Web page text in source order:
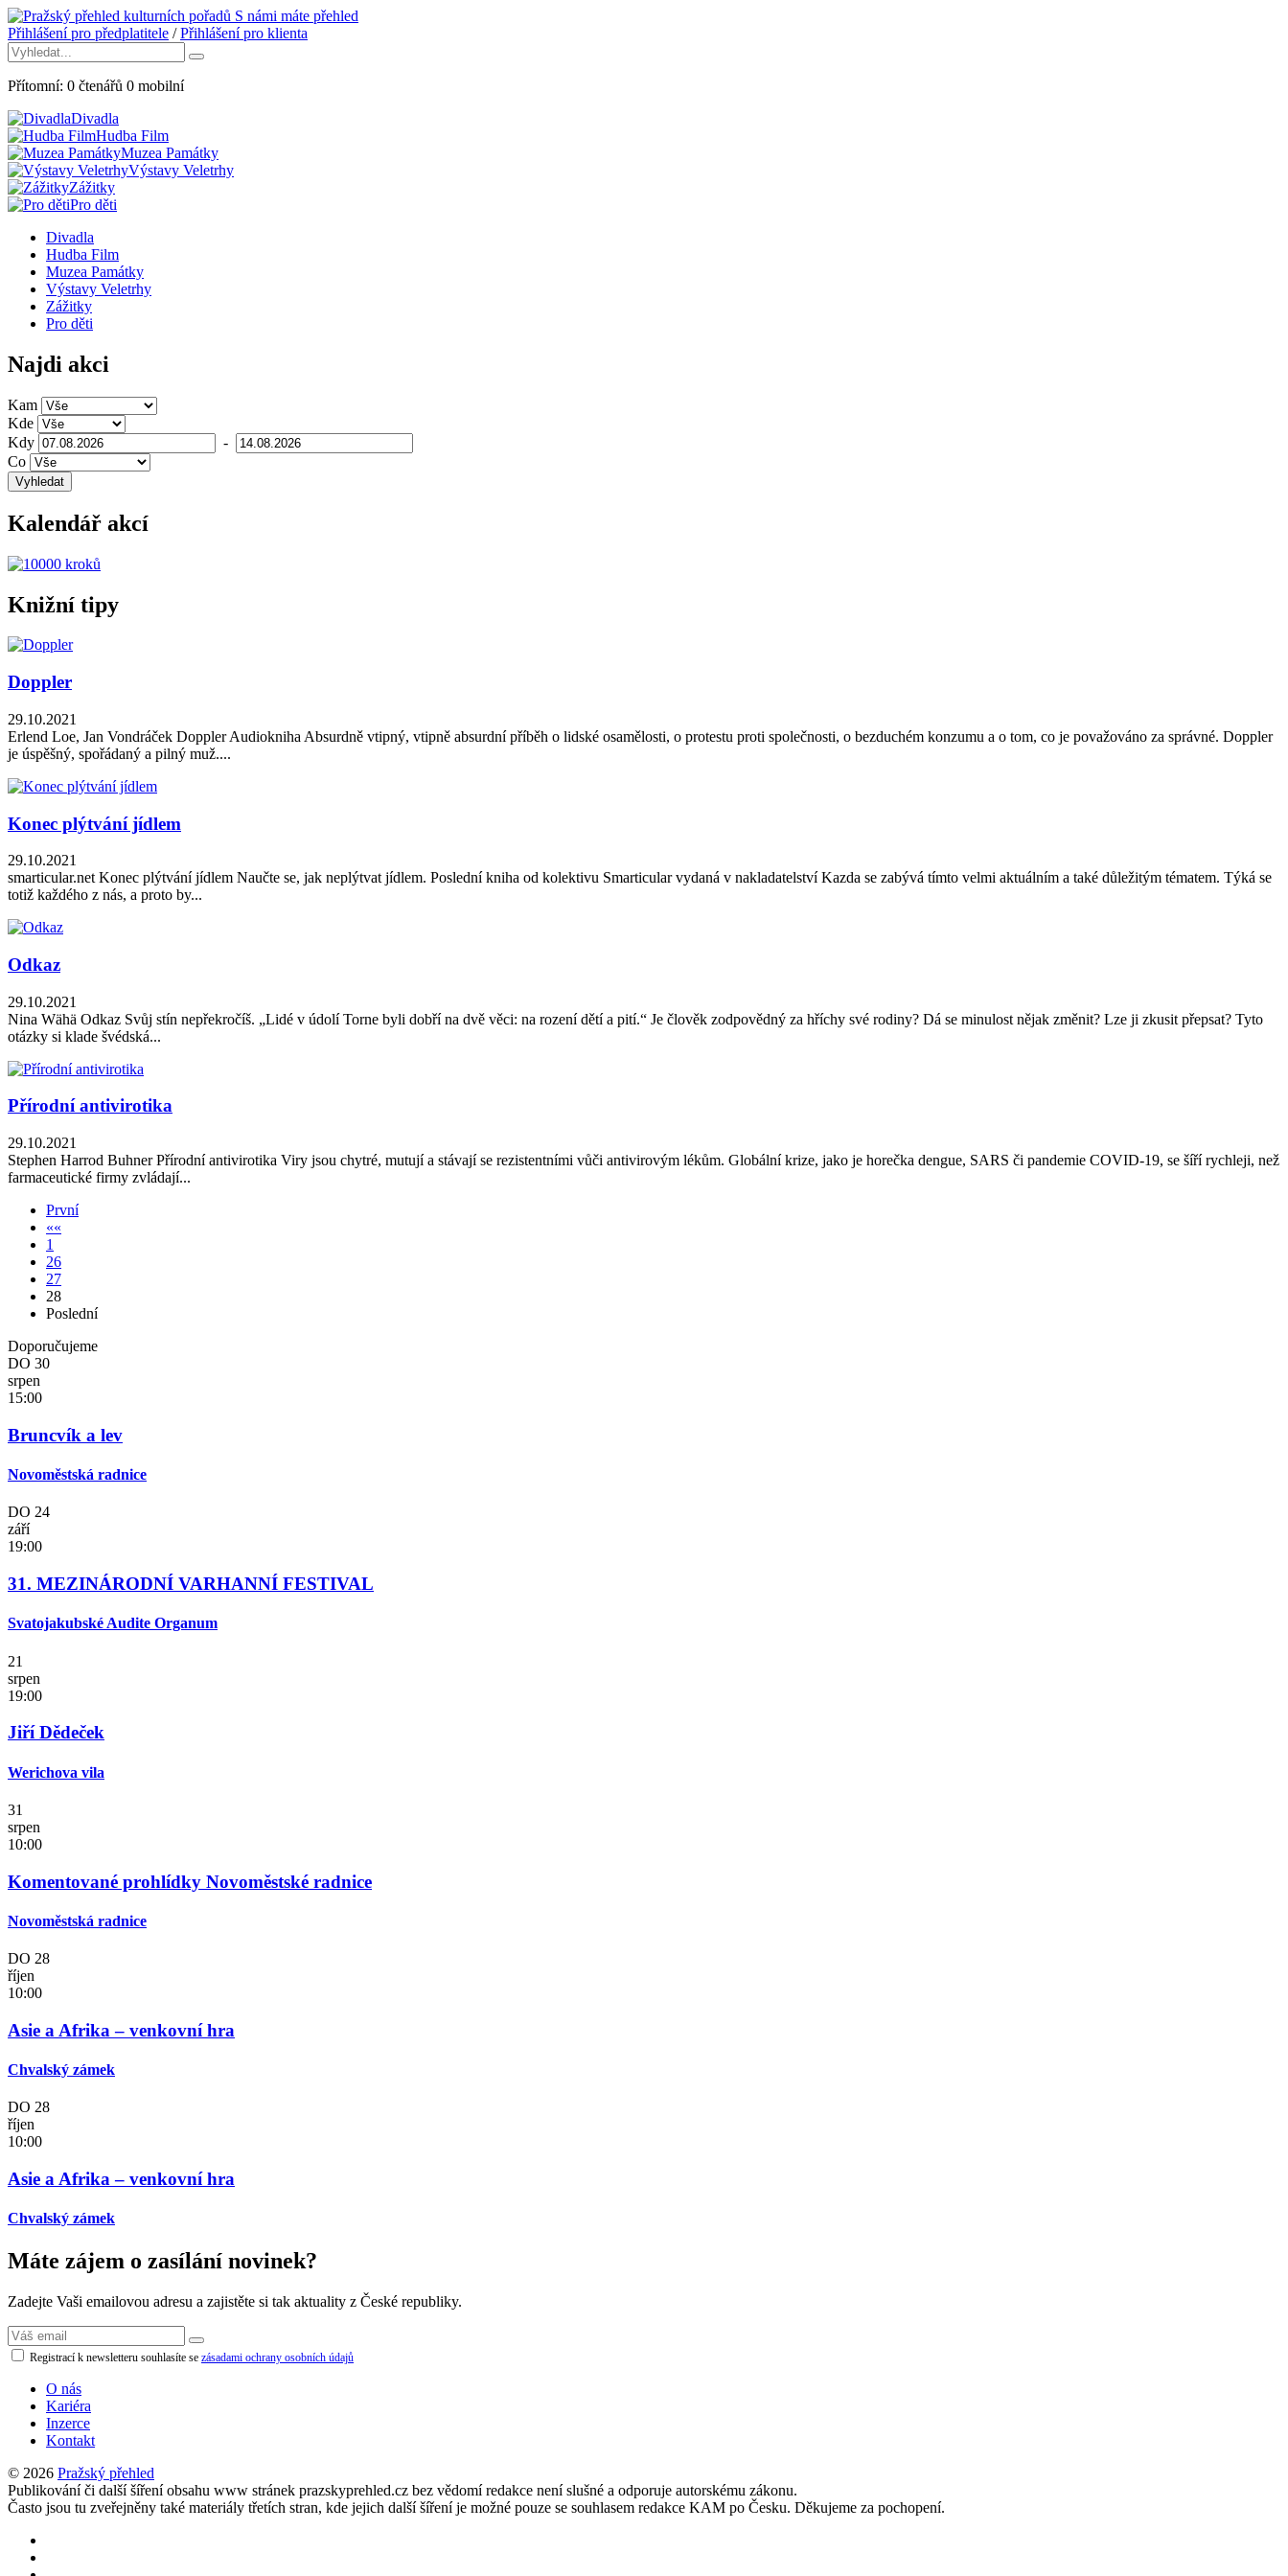
S námi máte přehled
Přihlášení pro předplatitele /Přihlášení pro klienta
Přítomní: 0 čtenářů 0 mobilní
Divadla
Hudba Film
Muzea Památky
Výstavy Veletrhy
Zážitky
Pro děti
Divadla
Hudba Film
Muzea Památky
Výstavy Veletrhy
Zážitky
Pro děti
Najdi akci
Kam
Kde
Kdy
-
Co
Vyhledat
Kalendář akcí
Knižní tipy
Doppler
29.10.2021
Erlend Loe, Jan Vondráček Doppler Audiokniha Absurdně vtipný, vtipně absurdní příběh o lidské osamělosti, o protestu proti společnosti, o bezduchém konzumu a o tom, co je považováno za správné. Doppler
je úspěšný, spořádaný a pilný muž....
Konec plýtvání jídlem
29.10.2021
smarticular.net Konec plýtvání jídlem Naučte se, jak neplýtvat jídlem. Poslední kniha od kolektivu Smarticular vydaná v nakladatelství Kazda se zabývá tímto velmi aktuálním a také důležitým tématem. Týká se
totiž každého z nás, a proto by...
Odkaz
29.10.2021
Nina Wähä Odkaz Svůj stín nepřekročíš. „Lidé v údolí Torne byli dobří na dvě věci: na rození dětí a pití.“ Je člověk zodpovědný za hříchy své rodiny? Dá se minulost nějak změnit? Lze ji zkusit přepsat? Tyto
otázky si klade švédská...
Přírodní antivirotika
29.10.2021
Stephen Harrod Buhner Přírodní antivirotika Viry jsou chytré, mutují a stávají se rezistentními vůči antivirovým lékům. Globální krize, jako je horečka dengue, SARS či pandemie COVID-19, se šíří rychleji, než
farmaceutické firmy zvládají...
První
««
1
26
27
28
Poslední
Doporučujeme
DO 30
srpen
15:00
Bruncvík a lev
Novoměstská radnice
DO 24
září
19:00
31. MEZINÁRODNÍ VARHANNÍ FESTIVAL
Svatojakubské Audite Organum
21
srpen
19:00
Jiří Dědeček
Werichova vila
31
srpen
10:00
Komentované prohlídky Novoměstské radnice
Novoměstská radnice
DO 28
říjen
10:00
Asie a Afrika – venkovní hra
Chvalský zámek
DO 28
říjen
10:00
Asie a Afrika – venkovní hra
Chvalský zámek
Máte zájem o zasílání novinek?
Zadejte Vaši emailovou adresu a zajistěte si tak aktuality z České republiky.
Registrací k newsletteru souhlasíte se zásadami ochrany osobních údajů
O nás
Kariéra
Inzerce
Kontakt
© 2026 Pražský přehled
Publikování či další šíření obsahu www stránek prazskyprehled.cz bez vědomí redakce není slušné a odporuje autorskému zákonu.
Často jsou tu zveřejněny také materiály třetích stran, kde jejich další šíření je možné pouze se souhlasem redakce KAM po Česku. Děkujeme za pochopení.